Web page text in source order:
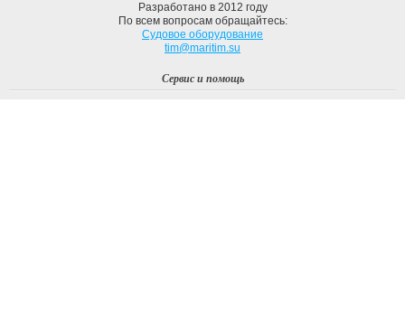
Разработано в 2012 году
По всем вопросам обращайтесь:
Судовое оборудование
tim@maritim.su
Сервис и помощь